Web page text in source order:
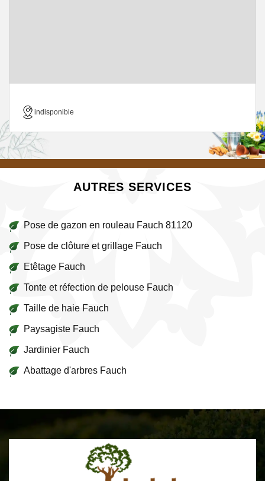
indisponible
AUTRES SERVICES
Pose de gazon en rouleau Fauch 81120
Pose de clôture et grillage Fauch
Etêtage Fauch
Tonte et réfection de pelouse Fauch
Taille de haie Fauch
Paysagiste Fauch
Jardinier Fauch
Abattage d'arbres Fauch